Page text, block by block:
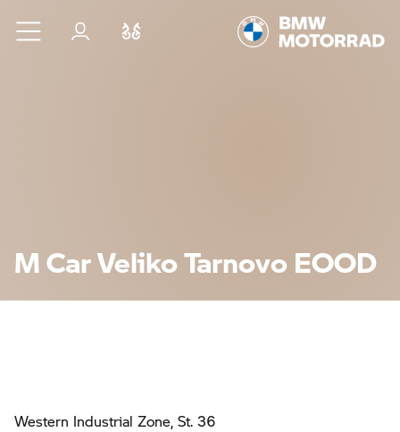
Към основното съдържание
Вход
M Car Veliko Tarnovo EOOD
Western Industrial Zone, St. 36